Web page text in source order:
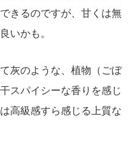
きるのですが、甘くは無
いかも。
灰のような、植物（ごぼ
スパイシーな香りを感じ
高級感すら感じる上質な